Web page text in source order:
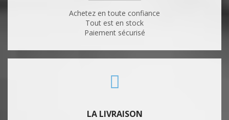
Achetez en toute confiance
Tout est en stock
Paiement sécurisé
LA LIVRAISON